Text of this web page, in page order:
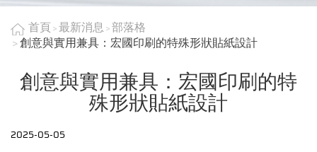
首頁 最新消息 部落格
創意與實用兼具：宏國印刷的特殊形狀貼紙設計
創意與實用兼具：宏國印刷的特
殊形狀貼紙設計
2025-05-05